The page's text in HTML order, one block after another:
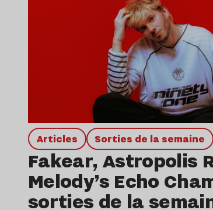
Articles Sorties de la semaine
Fakear, Astropolis
Melody’s Echo
sorties de la